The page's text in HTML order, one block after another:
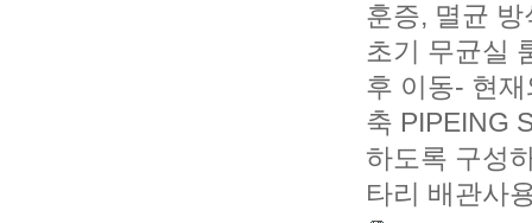
훈증, 멸균
초기 무균실
후 이동- 현
축 PIPEING
하도록 구성
타리 배관사